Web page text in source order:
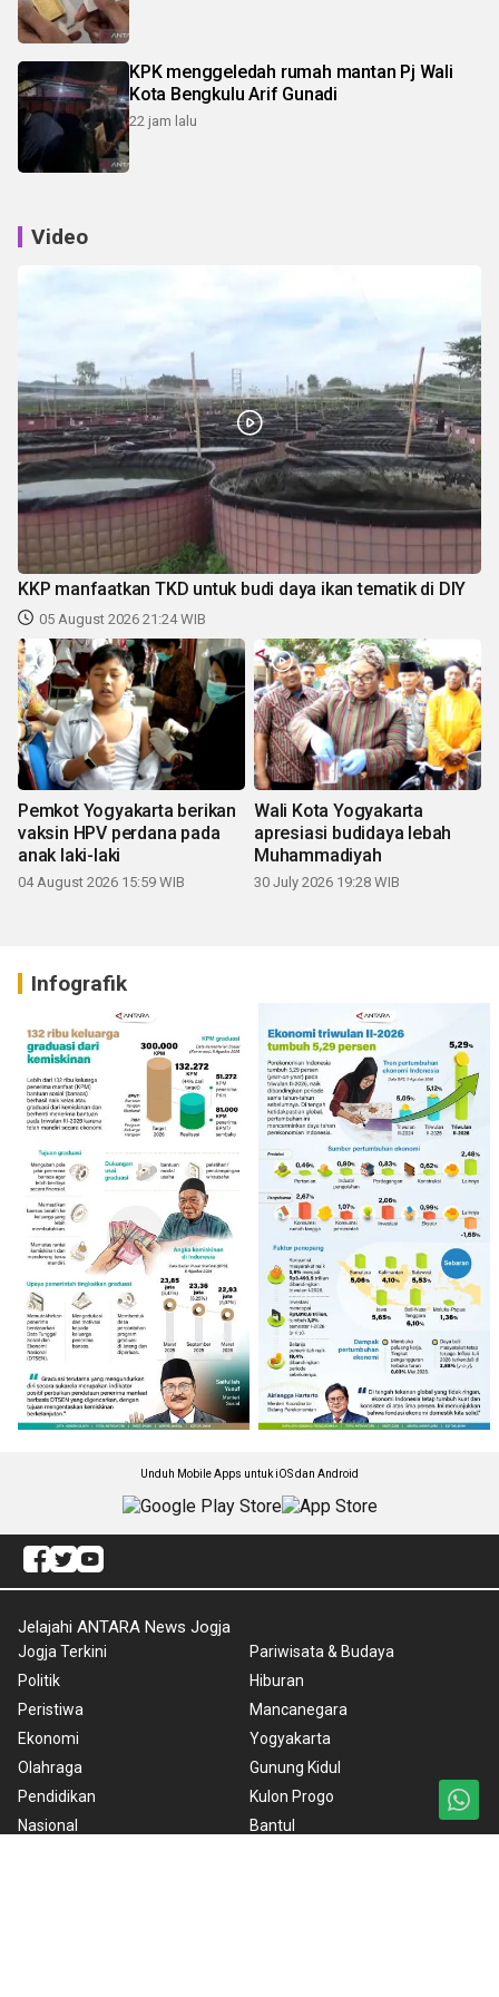
KPK menggeledah rumah mantan Pj Wali
Kota Bengkulu Arif Gunadi
22 jam lalu
Video
KKP manfaatkan TKD untuk budi daya ikan tematik di DIY
05 August 2026 21:24 WIB
Pemkot Yogyakarta berikan
vaksin HPV perdana pada
anak laki-laki
04 August 2026 15:59 WIB
Wali Kota Yogyakarta
apresiasi budidaya lebah
Muhammadiyah
30 July 2026 19:28 WIB
Infografik
Unduh Mobile Apps untuk iOS dan Android
Jelajahi ANTARA News Jogja
Jogja Terkini
Politik
Peristiwa
Ekonomi
Olahraga
Pendidikan
Nasional
Pariwisata & Budaya
Hiburan
Mancanegara
Yogyakarta
Gunung Kidul
Kulon Progo
Bantul